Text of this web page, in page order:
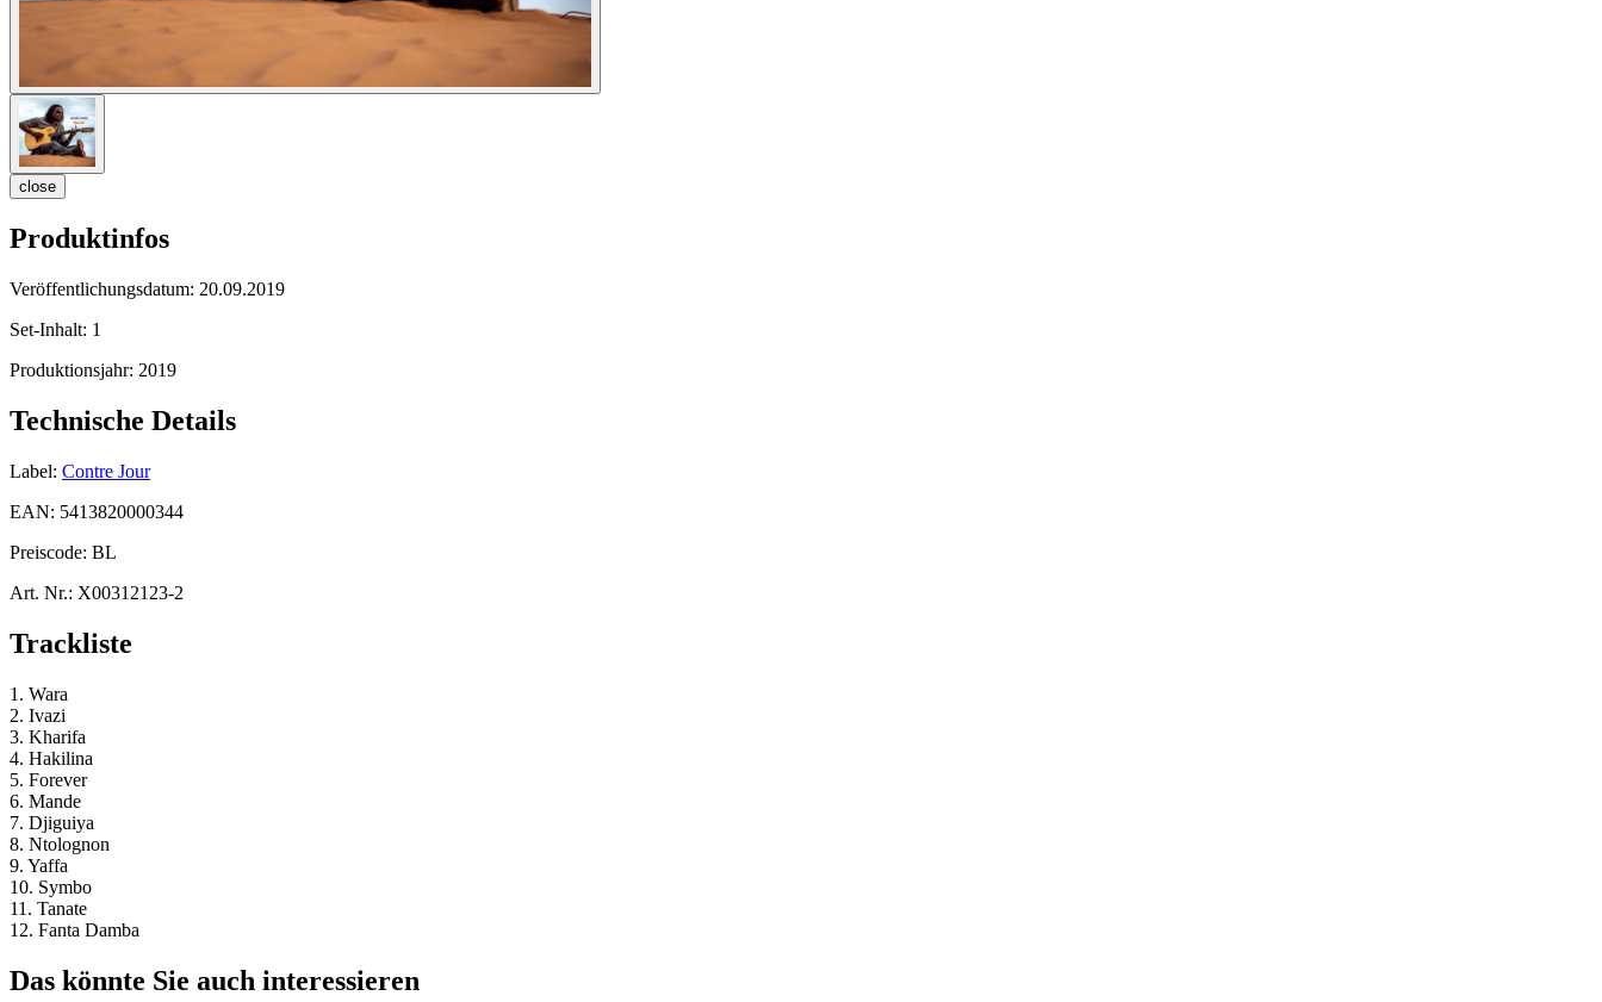
close
Produktinfos
Veröffentlichungsdatum: 20.09.2019
Set-Inhalt: 1
Produktionsjahr: 2019
Technische Details
Label: Contre Jour
EAN: 5413820000344
Preiscode: BL
Art. Nr.: X00312123-2
Trackliste
1. Wara
2. Ivazi
3. Kharifa
4. Hakilina
5. Forever
6. Mande
7. Djiguiya
8. Ntolognon
9. Yaffa
10. Symbo
11. Tanate
12. Fanta Damba
Das könnte Sie auch interessieren